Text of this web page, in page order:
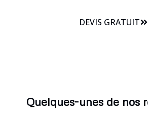
DEVIS GRATUIT
Quelques-unes de nos